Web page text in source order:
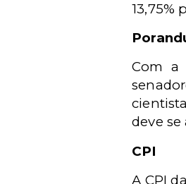
13,75%
Com a
deve
CPI
A CPI